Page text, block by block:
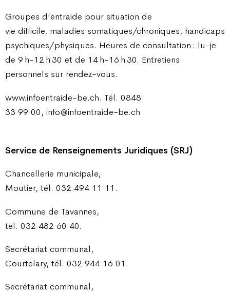
Groupes d’entraide pour situation de
vie difficile, maladies somatiques/chroniques, handicaps
psychiques/physiques. Heures de consultation : lu-je
de 9 h-12 h 30 et de 14h-16 h 30. Entretiens
personnels sur rendez-vous.
www.infoentraide-be.ch. Tél. 0848
33 99 00, info@infoentraide-be.ch
Service de Renseignements Juridiques (SRJ)
Chancellerie municipale,
Moutier, tél. 032 494 11 11.
Commune de Tavannes,
tél. 032 482 60 40.
Secrétariat communal,
Courtelary, tél. 032 944 16 01.
Secrétariat communal,